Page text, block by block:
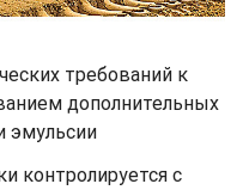
требований к
дополнительных
эмульсии
контролируется с